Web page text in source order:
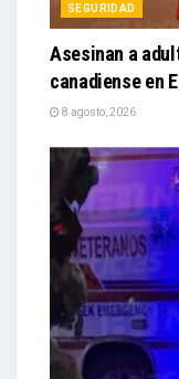
SEGURIDAD
Asesinan a
canadiense en
8 agosto, 2026